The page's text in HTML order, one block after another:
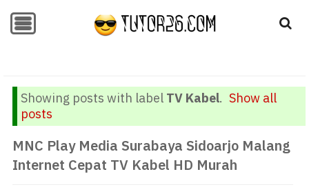
-->-->
Showing posts with label TV Kabel. Show all
posts
MNC Play Media Surabaya Sidoarjo Malang
Internet Cepat TV Kabel HD Murah